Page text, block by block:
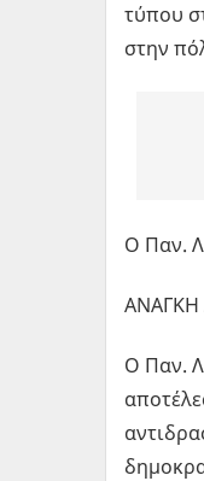
τύπου
στην
Ο Παν.
ΑΝΑΓΚΗ
Ο Παν.